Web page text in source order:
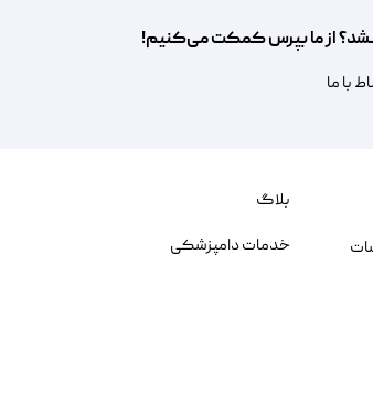
نشد؟ از ما بپرس کمکت می‌کنیم!
با ما
بلاگ
خدمات دامپزشکی